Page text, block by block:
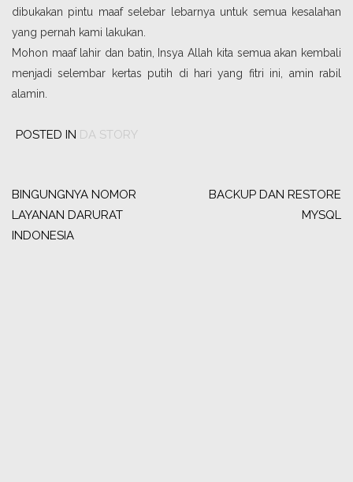
dibukakan pintu maaf selebar lebarnya untuk semua kesalahan
yang pernah kami lakukan.
Mohon maaf lahir dan batin, Insya Allah kita semua akan kembali
menjadi selembar kertas putih di hari yang fitri ini, amin rabil
alamin.
POSTED IN DA STORY
navigation
BINGUNGNYA NOMOR
LAYANAN DARURAT
INDONESIA
BACKUP DAN RESTORE
MYSQL